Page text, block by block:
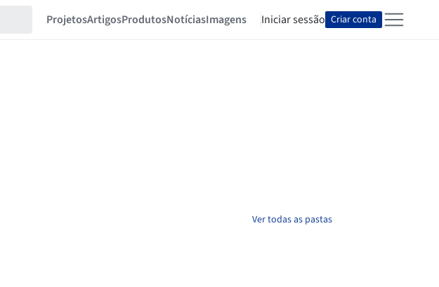
ProjetosArtigosProdutosNotíciasImagens Iniciar sessão Criar conta
Ver todas as pastas